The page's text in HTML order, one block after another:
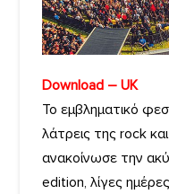
Download – UK
Το εμβληματικό
λάτρεις της rock
ανακοίνωσε την
edition, λίγες